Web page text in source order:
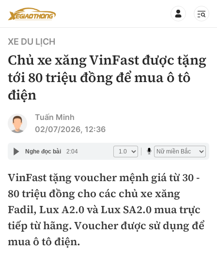
CHUYÊN MỤC
360° xe
Chính sách
Hạ tầng phương tiện
Góc nhìn
Tâm điểm
Thị trường xe
Xe chuyên dụng
Xe máy
Đánh giá xe
Đánh giá xe mới
So sánh
Xếp hạng xe
Lái mới
Tư vấn sử dụng
Chọn xe
Bảo hiểm xe
Sản phẩm bảo hiểm
XE DU LỊCH
Chủ xe xăng VinFast được tặng
tới 80 triệu đồng để mua ô tô
điện
Tuấn Minh
02/07/2026, 12:36
Nghe đọc bài 2:04
VinFast tặng voucher mệnh giá từ 30 -
80 triệu đồng cho các chủ xe xăng
Fadil, Lux A2.0 và Lux SA2.0 mua trực
tiếp từ hãng. Voucher được sử dụng để
mua ô tô điện.